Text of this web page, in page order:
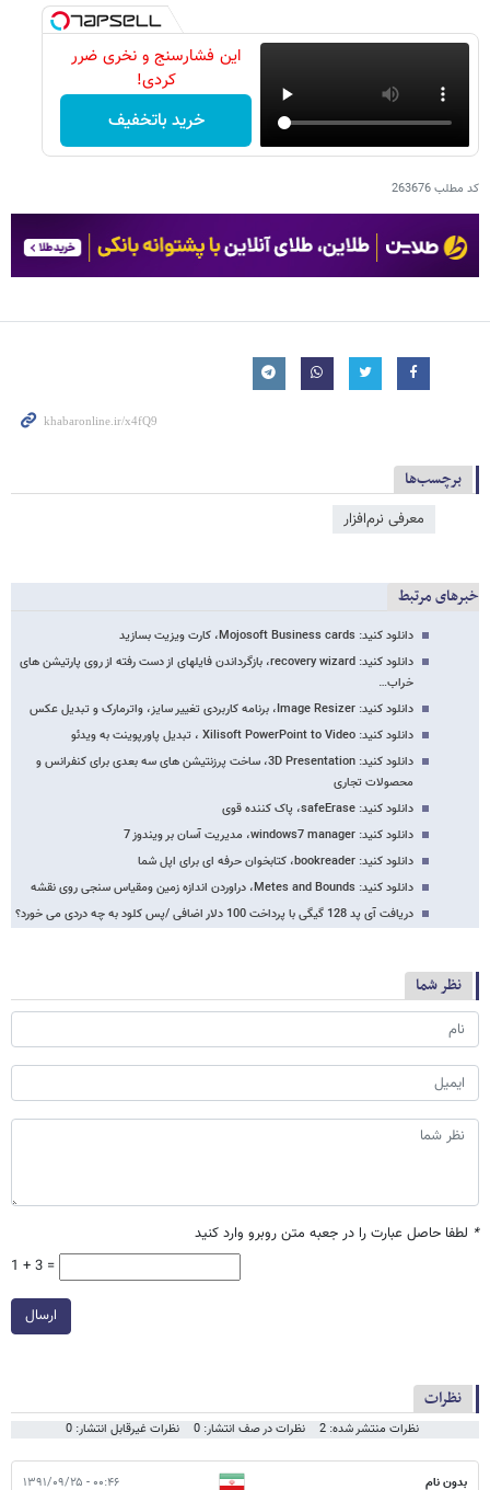
این فشارسنج و نخری ضرر
کردی!
خرید باتخفیف
کد مطلب263676
برچسب‌ها
معرفی نرم‌افزار
خبرهای مرتبط
دانلود کنید: Mojosoft Business cards، کارت ویزیت بسازید
دانلود کنید: recovery wizard، بازگرداندن فایلهای از دست رفته از روی پارتیشن های
خراب…
دانلود کنید: Image Resizer، برنامه کاربردی تغییر سایز، واترمارک و تبدیل عکس
دانلود کنید: Xilisoft PowerPoint to Video ، تبدیل پاورپوینت به ویدئو
دانلود کنید: 3D Presentation، ساخت پرزنتیشن های سه بعدی برای کنفرانس و
محصولات تجاری
دانلود کنید: safeErase، پاک کننده قوی
دانلود کنید: windows7 manager، مدیریت آسان بر ویندوز 7
دانلود کنید: bookreader، کتابخوان حرفه ای برای اپل شما
دانلود کنید: Metes and Bounds، دراوردن اندازه زمین ومقیاس سنجی روی نقشه
دریافت آی پد 128 گیگی با پرداخت 100 دلار اضافی /پس کلود به چه دردی می خورد؟
نظر شما
* لطفا حاصل عبارت را در جعبه متن روبرو وارد کنید
1 + 3 =
ارسال
نظرات
نظرات منتشر شده: 2 نظرات در صف انتشار: 0 نظرات غیرقابل انتشار: 0
بدون نام ۰۰:۴۶ - ۱۳۹۱/۰۹/۲۵